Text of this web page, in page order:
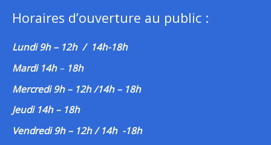
Horaires d’ouverture au public :
Lundi 9h – 12h / 14h-18h
Mardi 14h– 18h
Mercredi 9h – 12h /14h – 18h
Jeudi 14h – 18h
Vendredi 9h – 12h / 14h -18h